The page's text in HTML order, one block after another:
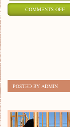
COMMENTS OFFON
POSTED BY ADMIN